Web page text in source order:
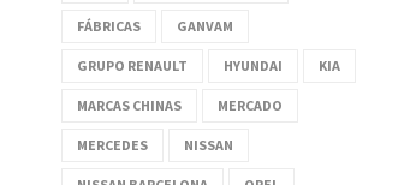
FÁBRICAS GANVAM
GRUPO RENAULT HYUNDAI KIA
MARCAS CHINAS MERCADO
MERCEDES NISSAN